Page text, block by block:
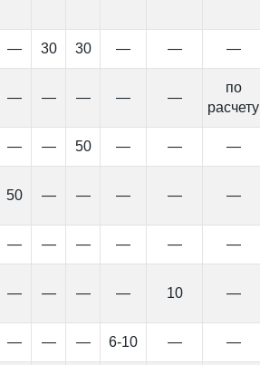
— 30 30 — — —
— — — — —
по
расчету
— — 50 — — —
50 — — — — —
— — — — — —
— — — — 10 —
— — — 6-10 — —